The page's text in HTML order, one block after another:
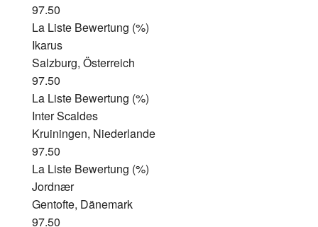
97.50
La Liste Bewertung (%)
Ikarus
Salzburg, Österreich
97.50
La Liste Bewertung (%)
Inter Scaldes
Kruiningen, Niederlande
97.50
La Liste Bewertung (%)
Jordnær
Gentofte, Dänemark
97.50